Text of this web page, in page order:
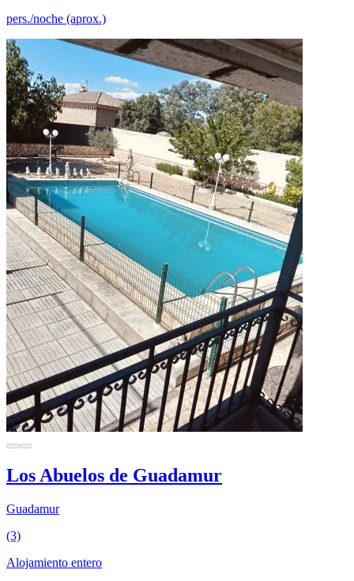
pers./noche (aprox.)
Los Abuelos de Guadamur
Guadamur
(3)
Alojamiento entero